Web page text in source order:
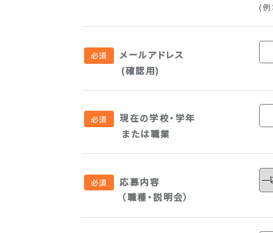
(
メールアドレス
(確認用)
現在の学校・学年
または職業
応募内容
（職種・説明会）